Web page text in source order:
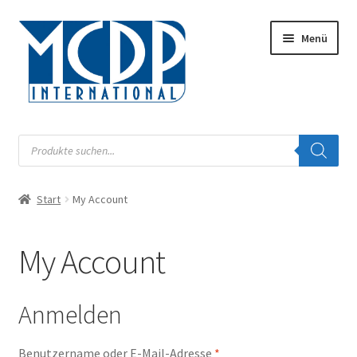
Zur
Navigation
Zum
Inhalt
Menü
Digital
Audiobook
Label
Products
search
Start My Account
My Account
Anmelden
Benutzername oder E-Mail-Adresse *Erforderlich